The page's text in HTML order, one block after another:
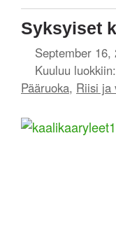
Syksyiset
September 16,
Kuuluu luokkiin:
Pääruoka, Riisi ja